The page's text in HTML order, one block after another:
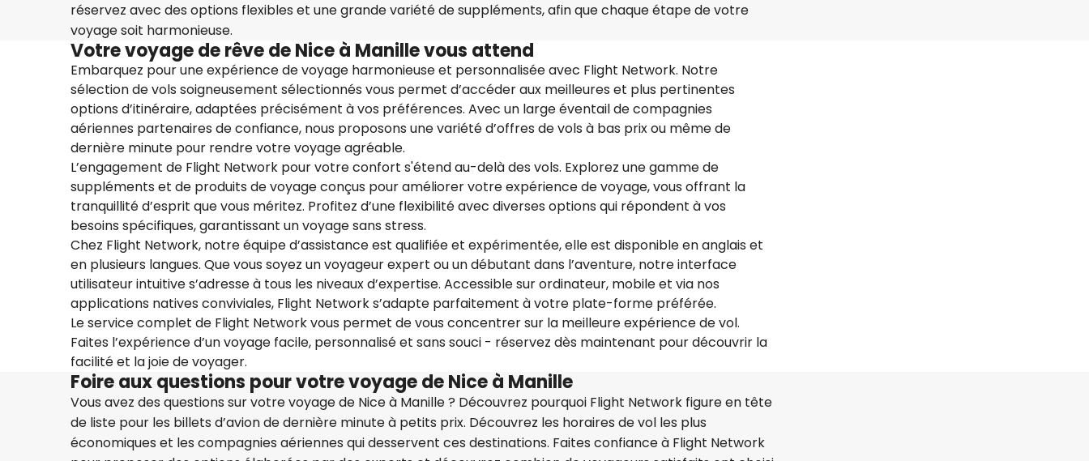
réservez avec des options flexibles et une grande variété de suppléments, afin que chaque étape de votre
voyage soit harmonieuse.
Votre voyage de rêve de Nice à Manille vous attend
Embarquez pour une expérience de voyage harmonieuse et personnalisée avec Flight Network. Notre
sélection de vols soigneusement sélectionnés vous permet d’accéder aux meilleures et plus pertinentes
options d’itinéraire, adaptées précisément à vos préférences. Avec un large éventail de compagnies
aériennes partenaires de confiance, nous proposons une variété d’offres de vols à bas prix ou même de
dernière minute pour rendre votre voyage agréable.
L’engagement de Flight Network pour votre confort s'étend au-delà des vols. Explorez une gamme de
suppléments et de produits de voyage conçus pour améliorer votre expérience de voyage, vous offrant la
tranquillité d’esprit que vous méritez. Profitez d’une flexibilité avec diverses options qui répondent à vos
besoins spécifiques, garantissant un voyage sans stress.
Chez Flight Network, notre équipe d’assistance est qualifiée et expérimentée, elle est disponible en anglais et
en plusieurs langues. Que vous soyez un voyageur expert ou un débutant dans l’aventure, notre interface
utilisateur intuitive s’adresse à tous les niveaux d’expertise. Accessible sur ordinateur, mobile et via nos
applications natives conviviales, Flight Network s’adapte parfaitement à votre plate-forme préférée.
Le service complet de Flight Network vous permet de vous concentrer sur la meilleure expérience de vol.
Faites l’expérience d’un voyage facile, personnalisé et sans souci - réservez dès maintenant pour découvrir la
facilité et la joie de voyager.
Foire aux questions pour votre voyage de Nice à Manille
Vous avez des questions sur votre voyage de Nice à Manille ? Découvrez pourquoi Flight Network figure en tête
de liste pour les billets d’avion de dernière minute à petits prix. Découvrez les horaires de vol les plus
économiques et les compagnies aériennes qui desservent ces destinations. Faites confiance à Flight Network